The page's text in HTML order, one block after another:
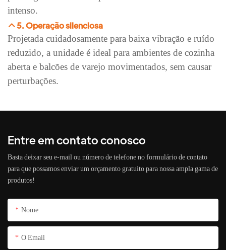
intenso.
5. Operação silenciosa
Projetada cuidadosamente para baixa vibração e ruído
reduzido, a unidade é ideal para ambientes de cozinha
aberta e balcões de varejo movimentados, sem causar
perturbações.
Entre em contato conosco
Basta deixar seu e-mail ou número de telefone no formulário de contato
para que possamos enviar um orçamento gratuito para nossa ampla gama de
produtos!
Nome
O Email